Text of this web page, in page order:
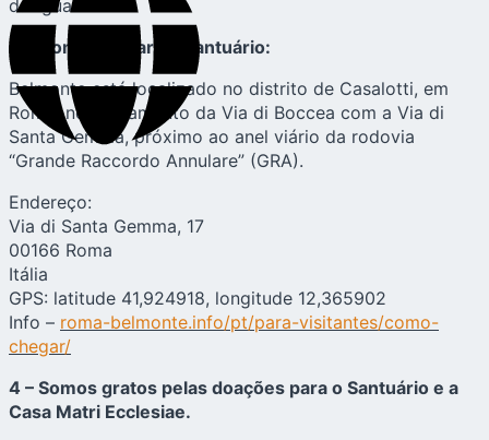
d. Água
3 – Como chegar ao Santuário:
Belmonte está localizado no distrito de Casalotti, em
Roma, no cruzamento da Via di Boccea com a Via di
Santa Gemma, próximo ao anel viário da rodovia
“Grande Raccordo Annulare” (GRA).
Endereço:
Via di Santa Gemma, 17
00166 Roma
Itália
GPS: latitude 41,924918, longitude 12,365902
Info – roma-belmonte.info/pt/para-visitantes/como-
chegar/
4 – Somos gratos pelas doações para o Santuário e a
Casa Matri Ecclesiae.